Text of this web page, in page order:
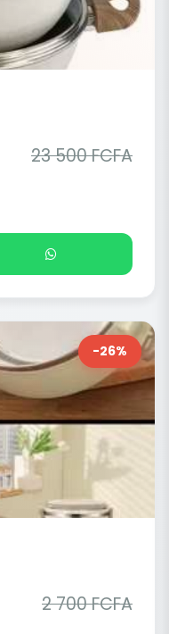
23 500 FCFA
-26%
2 700 FCFA